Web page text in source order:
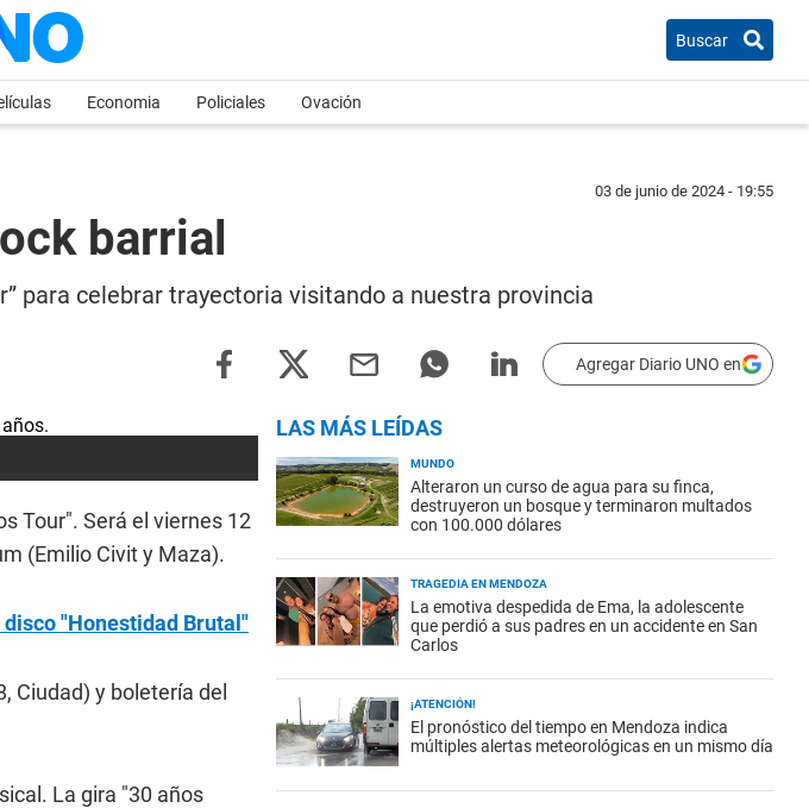
Buscar
Economia Policiales Ovación
03 de junio de 2024 - 19:55
barrial
para celebrar trayectoria visitando a nuestra provincia
Agregar Diario UNO en
Tour". Será el viernes 12
(Emilio Civit y Maza).
"Honestidad Brutal"
Ciudad) y boletería del
La gira "30 años
LAS MÁS LEÍDAS
MUNDO
Alteraron un curso de agua para su finca,
destruyeron un bosque y terminaron multados
con 100.000 dólares
TRAGEDIA EN MENDOZA
La emotiva despedida de Ema, la adolescente
que perdió a sus padres en un accidente en San
Carlos
¡ATENCIÓN!
El pronóstico del tiempo en Mendoza indica
múltiples alertas meteorológicas en un mismo día